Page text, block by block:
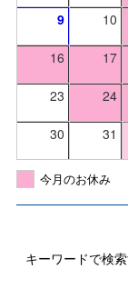
9 10
16 17
23 24
30 31
今月のお休み